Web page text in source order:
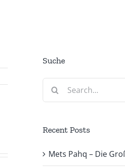
Suche
Search
Recent Posts
Mets Pahq – Die